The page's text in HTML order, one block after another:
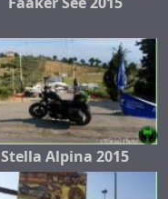
Stella Alpina 2015